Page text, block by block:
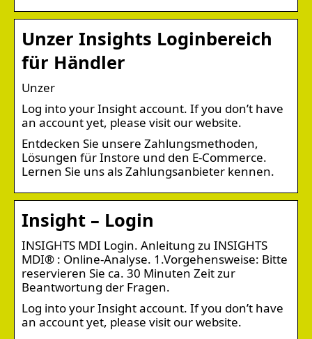
Unzer Insights Loginbereich
für Händler
Unzer
Log into your Insight account. If you don’t have
an account yet, please visit our website.
Entdecken Sie unsere Zahlungsmethoden,
Lösungen für Instore und den E-Commerce.
Lernen Sie uns als Zahlungsanbieter kennen.
Insight – Login
INSIGHTS MDI Login. Anleitung zu INSIGHTS
MDI® : Online-Analyse. 1.Vorgehensweise: Bitte
reservieren Sie ca. 30 Minuten Zeit zur
Beantwortung der Fragen.
Log into your Insight account. If you don’t have
an account yet, please visit our website.